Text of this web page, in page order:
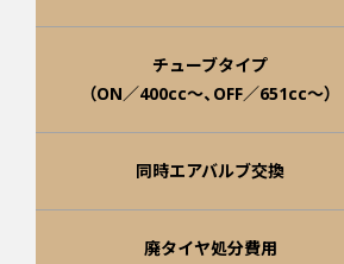
チューブタイプ
（ON／400cc～、OFF／651cc～）
同時エアバルブ交換
廃タイヤ処分費用